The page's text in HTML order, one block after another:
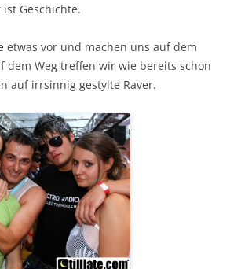
Geschichte.
etwas vor und machen uns auf dem
dem Weg treffen wir wie bereits schon
auf irrsinnig gestylte Raver.